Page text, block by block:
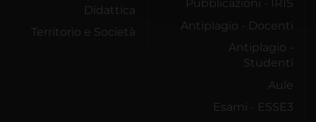
Didattica
Territorio e Società
Pubblicazioni - IRIS
Antiplagio - Docenti
Antiplagio -
Studenti
Aule
Esami - ESSE3